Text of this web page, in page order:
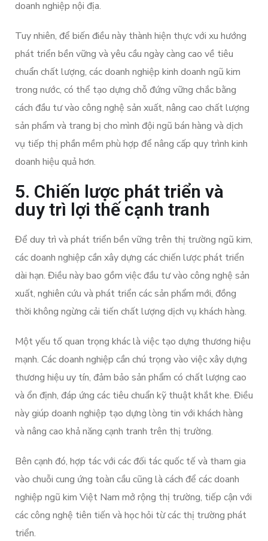
doanh nghiệp nội địa.
Tuy nhiên, để biến điều này thành hiện thực với xu hướng
phát triển bền vững và yêu cầu ngày càng cao về tiêu
chuẩn chất lượng, các doanh nghiệp kinh doanh ngũ kim
trong nước, có thể tạo dựng chỗ đứng vững chắc bằng
cách đầu tư vào công nghệ sản xuất, nâng cao chất lượng
sản phẩm và trang bị cho mình đội ngũ bán hàng và dịch
vụ tiếp thị phần mềm phù hợp để nâng cấp quy trình kinh
doanh hiệu quả hơn.
5. Chiến lược phát triển và
duy trì lợi thế cạnh tranh
Để duy trì và phát triển bền vững trên thị trường ngũ kim,
các doanh nghiệp cần xây dựng các chiến lược phát triển
dài hạn. Điều này bao gồm việc đầu tư vào công nghệ sản
xuất, nghiên cứu và phát triển các sản phẩm mới, đồng
thời không ngừng cải tiến chất lượng dịch vụ khách hàng.
Một yếu tố quan trọng khác là việc tạo dựng thương hiệu
mạnh. Các doanh nghiệp cần chú trọng vào việc xây dựng
thương hiệu uy tín, đảm bảo sản phẩm có chất lượng cao
và ổn định, đáp ứng các tiêu chuẩn kỹ thuật khắt khe. Điều
này giúp doanh nghiệp tạo dựng lòng tin với khách hàng
và nâng cao khả năng cạnh tranh trên thị trường.
Bên cạnh đó, hợp tác với các đối tác quốc tế và tham gia
vào chuỗi cung ứng toàn cầu cũng là cách để các doanh
nghiệp ngũ kim Việt Nam mở rộng thị trường, tiếp cận với
các công nghệ tiên tiến và học hỏi từ các thị trường phát
triển.